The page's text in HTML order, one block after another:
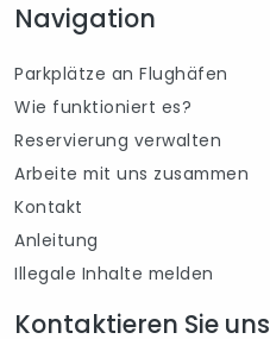
Navigation
Parkplätze an Flughäfen
Wie funktioniert es?
Reservierung verwalten
Arbeite mit uns zusammen
Kontakt
Anleitung
Illegale Inhalte melden
Kontaktieren Sie uns